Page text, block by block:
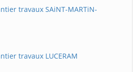
travaux SAiNT-MARTiN-
travaux LUCERAM